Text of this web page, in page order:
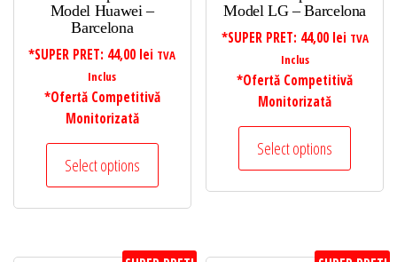
Model Huawei –
Barcelona
*SUPER PRET: 44,00 lei TVA
Inclus
*Ofertă Competitivă
Monitorizată
Select options
Model LG – Barcelona
*SUPER PRET: 44,00 lei TVA
Inclus
*Ofertă Competitivă
Monitorizată
Select options